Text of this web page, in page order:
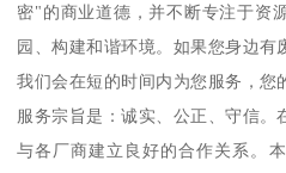
密"的商业道德，并不断专注于资
园、构建和谐环境。如果您身边有
我们会在短的时间内为您服务，您
服务宗旨是：诚实、公正、守信。
与各厂商建立良好的合作关系。